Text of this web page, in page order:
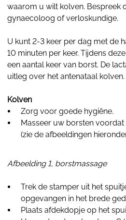
waarom u wilt kolven. Bespreek
gynaecoloog of verloskundige.
U kunt 2-3 keer per dag met de
10 minuten per keer. Tijdens
een aantal keer van borst. De
uitleg over het antenataal kolven.
Kolven
Zorg voor goede hygiëne.
Masseer uw borsten
(zie de afbeeldingen
Afbeelding 1, borstmassage
Trek de stamper uit het
opgevangen in het brede
Plaats afdekdopje op het